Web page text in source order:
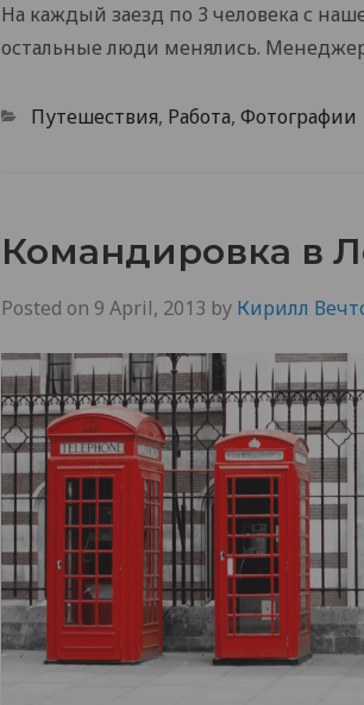
На каждый заезд по 3 человека с
остальные люди менялись.
Categories
Путешествия, Работа, Фотографии
Командировка в
Posted on 9 April, 2013 by Кирилл